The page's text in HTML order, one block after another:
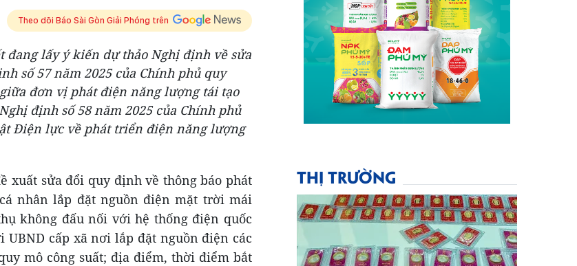
Theo dõi Báo Sài Gòn Giải Phóng trên
đang lấy ý kiến dự thảo Nghị định về sửa
số 57 năm 2025 của Chính phủ quy
đơn vị phát điện năng lượng tái tạo
định số 58 năm 2025 của Chính phủ
Điện lực về phát triển điện năng lượng
xuất sửa đổi quy định về thông báo phát
nhân lắp đặt nguồn điện mặt trời mái
không đấu nối với hệ thống điện quốc
cấp xã nơi lắp đặt nguồn điện các
mô công suất; địa điểm, thời điểm bắt
THỊ TRƯỜNG